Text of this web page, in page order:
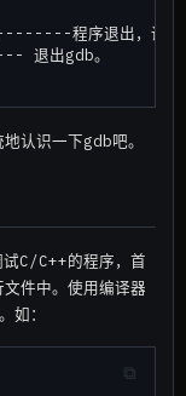
程序退出，调试
出gdb。
认识一下gdb吧。
C/C++的程序，首
件中。使用编译器
：